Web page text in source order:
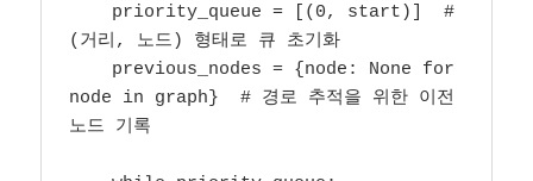
(거리, 노드) 형태로 큐 초기화
node in graph}  # 경로 추적을 위한 이전
노드 기록